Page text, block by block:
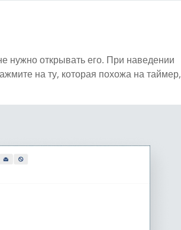
нужно открывать его. При наведении
на ту, которая похожа на таймер,